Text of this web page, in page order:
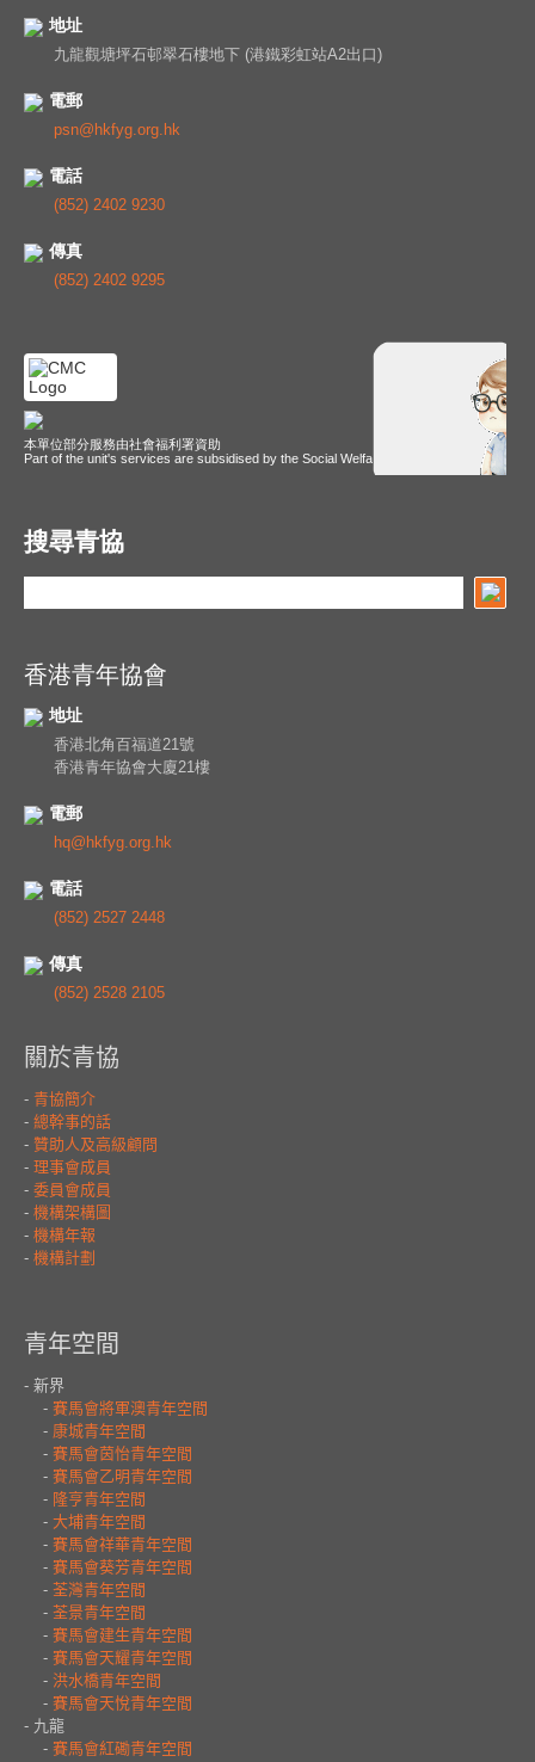
地址
九龍觀塘坪石邨翠石樓地下 (港鐵彩虹站A2出口)
電郵
psn@hkfyg.org.hk
電話
(852) 2402 9230
傳真
(852) 2402 9295
本單位部分服務由社會福利署資助
Part of the unit's services are subsidised by the Social Welfare Department
搜尋青協
香港青年協會
地址
香港北角百福道21號
香港青年協會大廈21樓
電郵
hq@hkfyg.org.hk
電話
(852) 2527 2448
傳真
(852) 2528 2105